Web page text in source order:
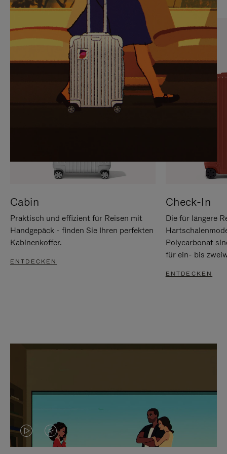
SIE,
UM
ANZUHALTEN
AUFHEBEN
DER
STUMMSCHALTUNG
Cabin
Praktisch und effizient für Reisen mit
Handgepäck - finden Sie Ihren perfekten
Kabinenkoffer.
ENTDECKEN
Check-In
Die für längere
Polycarbonat
für ein- bis
ENTDECKEN
DASVIDEO